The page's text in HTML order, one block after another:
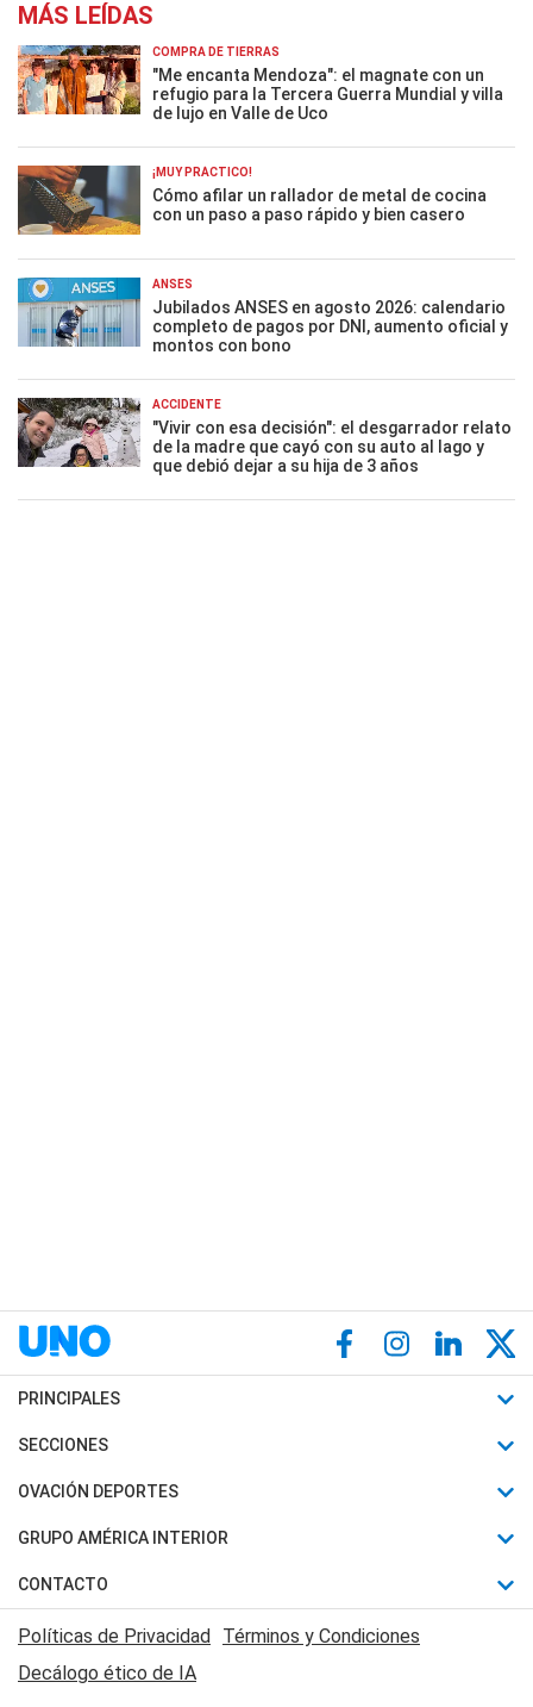
MÁS LEÍDAS
COMPRA DE TIERRAS
"Me encanta Mendoza": el magnate con un
refugio para la Tercera Guerra Mundial y villa
de lujo en Valle de Uco
¡MUY PRÁCTICO!
Cómo afilar un rallador de metal de cocina
con un paso a paso rápido y bien casero
ANSES
Jubilados ANSES en agosto 2026: calendario
completo de pagos por DNI, aumento oficial y
montos con bono
ACCIDENTE
"Vivir con esa decisión": el desgarrador relato
de la madre que cayó con su auto al lago y
que debió dejar a su hija de 3 años
PRINCIPALES
Últimas Noticias
Política
Judiciales
Economia
SECCIONES
Horóscopo
Motores
Trucos caseros
Series y Películas
Edictos y Solicitadas
OVACIÓN DEPORTES
Fútbol
Mundial
Automovilismo
Rugby
GRUPO AMÉRICA INTERIOR
Canal 7 en Vivo
CONTACTO
Acerca de Nosotros
Contactanos
Políticas de Privacidad
Términos y Condiciones
Decálogo ético de IA